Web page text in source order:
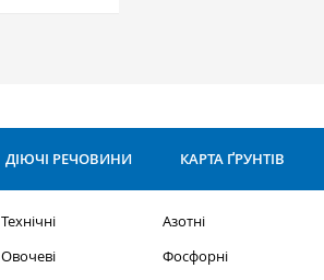
ДІЮЧІ РЕЧОВИНИ КАРТА ҐРУНТІВ
Технічні
Овочеві
Азотні
Фосфорні